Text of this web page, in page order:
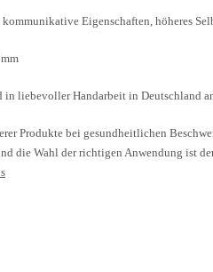
kommunikative Eigenschaften, höheres
in liebevoller Handarbeit in Deutschland
Produkte bei gesundheitlichen
die Wahl der richtigen Anwendung ist